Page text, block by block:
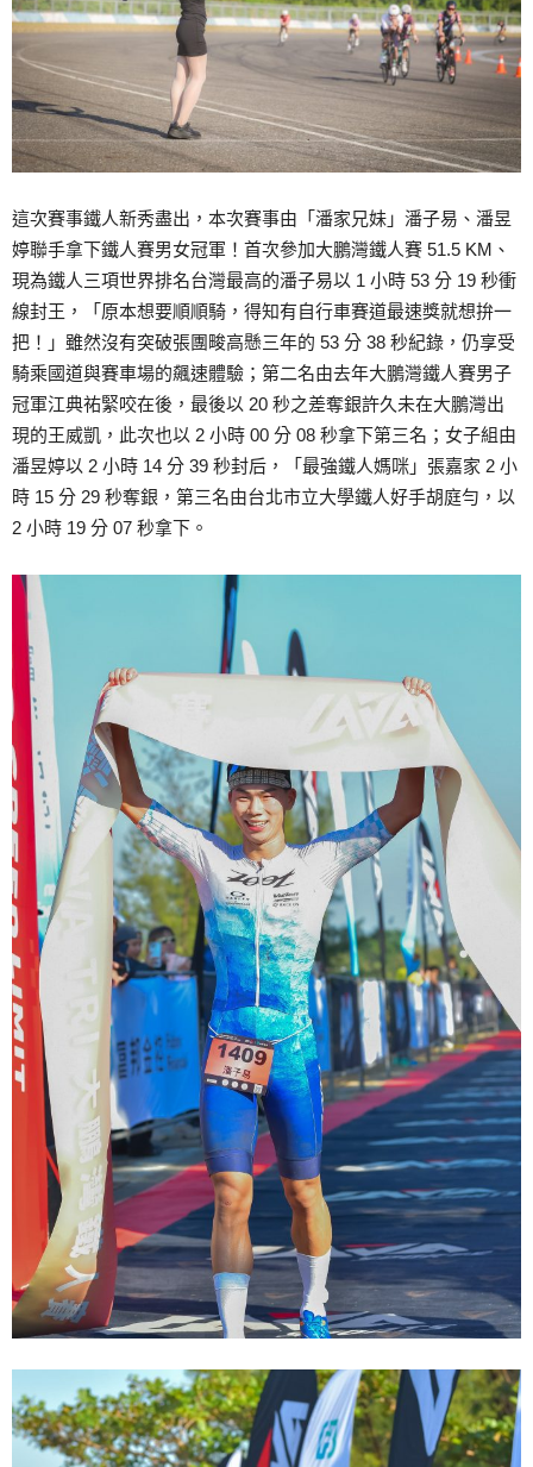
這次賽事鐵人新秀盡出，本次賽事由「潘家兄妹」潘子易、潘昱
婷聯手拿下鐵人賽男女冠軍！首次參加大鵬灣鐵人賽 51.5 KM、
現為鐵人三項世界排名台灣最高的潘子易以 1 小時 53 分 19 秒衝
線封王，「原本想要順順騎，得知有自行車賽道最速獎就想拚一
把！」雖然沒有突破張團畯高懸三年的 53 分 38 秒紀錄，仍享受
騎乘國道與賽車場的飆速體驗；第二名由去年大鵬灣鐵人賽男子
冠軍江典祐緊咬在後，最後以 20 秒之差奪銀許久未在大鵬灣出
現的王威凱，此次也以 2 小時 00 分 08 秒拿下第三名；女子組由
潘昱婷以 2 小時 14 分 39 秒封后，「最強鐵人媽咪」張嘉家 2 小
時 15 分 29 秒奪銀，第三名由台北市立大學鐵人好手胡庭勻，以
2 小時 19 分 07 秒拿下。